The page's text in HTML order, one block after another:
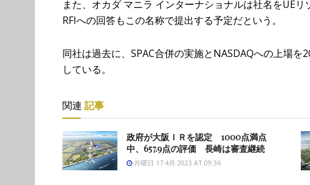
また、オカダ マニラ インターナショナルは社名をUE
RFIへの回答もこの名称で提出する予定だという。
同社は過去に、SPAC合併の実施とNASDAQへの上場
している。
関連 記事
政府が大阪ＩＲを認定 1000点満点
中、657.9点の評価 長崎は審査継続
月曜日 17 4月 2023 AT 09:36